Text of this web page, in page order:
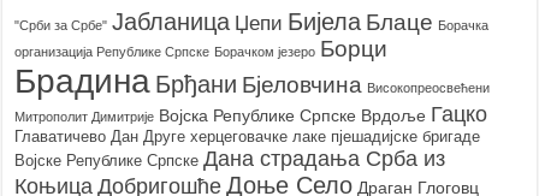
"Срби за Србе" Јабланица Џепи Бијела Блаце Борачкa
организацијa Републике Српске Борачком језеро Борци
Брадина Брђани Бјеловчина Високопреосвећени
Митрополит Димитрије Војска Републике Српске Врдоље Гацко
Главатичево Дан Друге херцеговачке лаке пјешадијске бригаде
Војске Републике Српске Дана страдања Срба из
Коњица Добригошће Доње Село Драган Глоговц